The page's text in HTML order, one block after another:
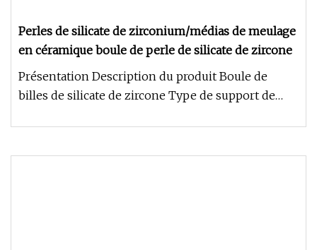
Perles de silicate de zirconium/médias de meulage
en céramique boule de perle de silicate de zircone
Présentation Description du produit Boule de
billes de silicate de zircone Type de support de